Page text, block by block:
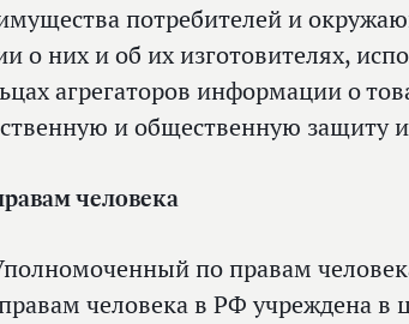
потребителей и
о них и об их изготовителях,
агрегаторов информации о
и общественную защиту
человека
по правам
человека в РФ учреждена в